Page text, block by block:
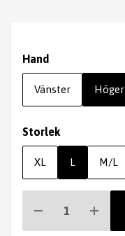
Hand
Vänster Höger
Storlek
XL L M/L